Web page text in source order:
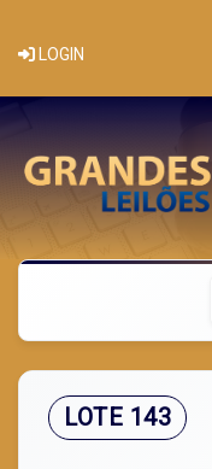
LOGIN
LOTE 143